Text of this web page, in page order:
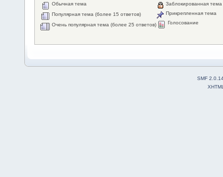
Обычная тема
Популярная тема (более 15 ответов)
Очень популярная тема (более 25 ответов)
Заблокированная тема
Прикрепленная тема
Голосование
SMF